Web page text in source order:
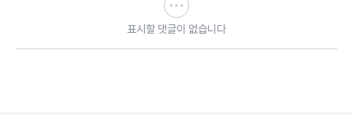
표시할 댓글이 없습니다